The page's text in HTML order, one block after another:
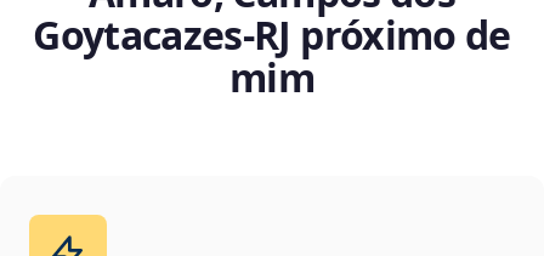
Goytacazes‑RJ próximo de
mim